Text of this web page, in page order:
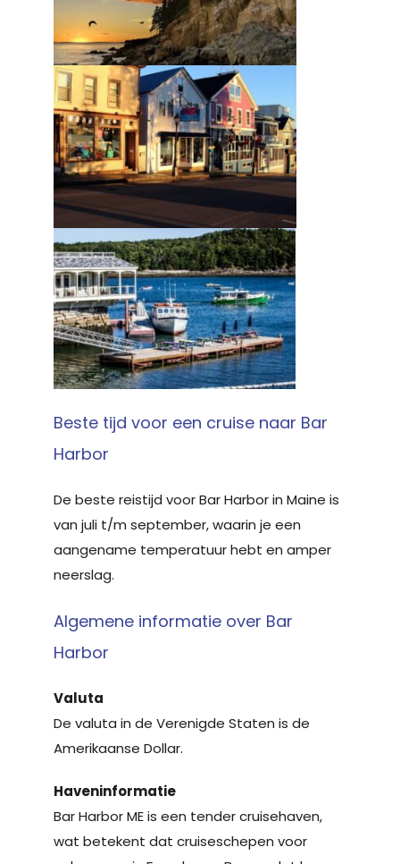
Beste tijd voor een cruise naar Bar
Harbor
De beste reistijd voor Bar Harbor in Maine is
van juli t/m september, waarin je een
aangename temperatuur hebt en amper
neerslag.
Algemene informatie over Bar
Harbor
Valuta
De valuta in de Verenigde Staten is de
Amerikaanse Dollar.
Haveninformatie
Bar Harbor ME is een tender cruisehaven,
wat betekent dat cruiseschepen voor